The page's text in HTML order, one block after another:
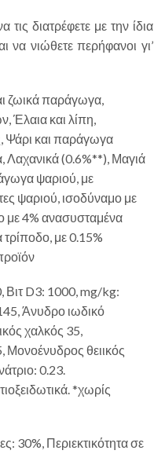
τις διατρέφετε με την ίδια
νιώθετε περήφανοι γι’
ζωικά παράγωγα,
Έλαια και λίπη,
Ψάρι και παράγωγα
Λαχανικά (0.6%**), Μαγιά
ψαριού, με
ψαριού, ισοδύναμο με
με 4% ανασυσταμένα
τρίποδο, με 0.15%
Βιτ D3: 1000, mg/kg:
Άνυδρο ιωδικό
χαλκός 35,
Μονοένυδρος θειικός
0.23.
*χωρίς
30%, Περιεκτικότητα σε